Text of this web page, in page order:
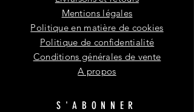
Mentions légales
Politique en matière de cookies
Politique de confidentialité
Conditions générales de vente
A propos
S'ABONNER